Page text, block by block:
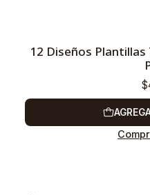
12 Diseños Plantillas